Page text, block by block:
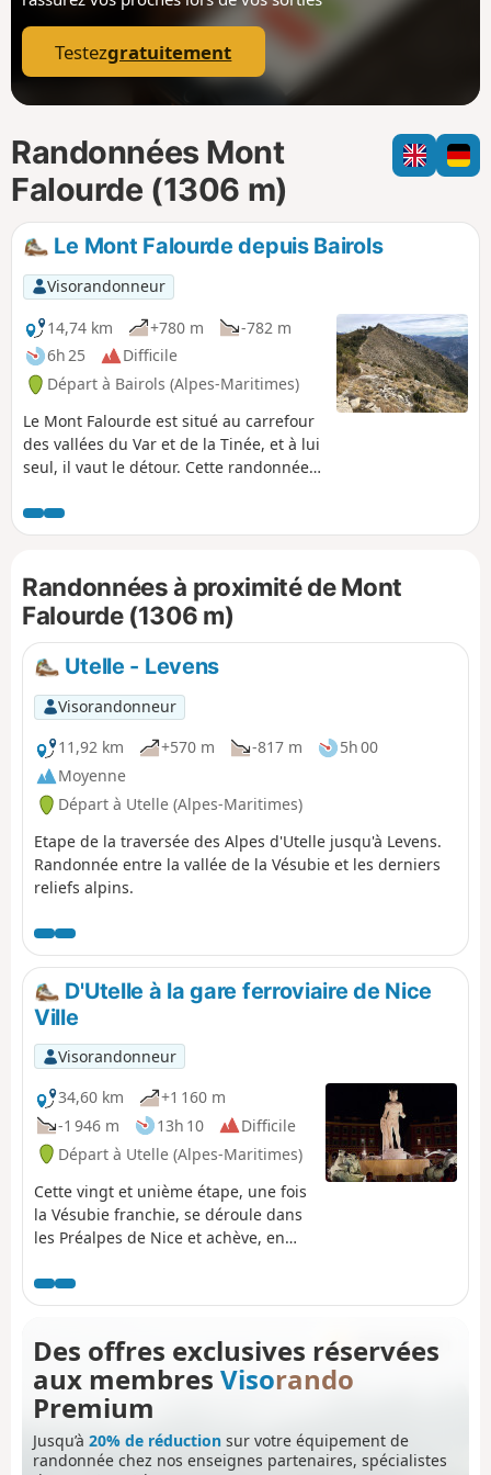
p
Testezgratuitement
Randonnées Mont
Falourde (1306 m)
Le Mont Falourde depuis Bairols
Visorandonneur
14,74 km
+780 m
-782 m
6h 25
Difficile
Départ à Bairols (Alpes-Maritimes)
Le Mont Falourde est situé au carrefour
des vallées du Var et de la Tinée, et à lui
seul, il vaut le détour. Cette randonnée
aériens, aux nombreux passages
abrupts offrant de magnifiques
pieds de falaises.
Randonnées à proximité de Mont
Falourde (1306 m)
Utelle - Levens
Visorandonneur
11,92 km
+570 m -817 m
5h 00
Moyenne
Départ à Utelle (Alpes-Maritimes)
Etape de la traversée des Alpes d'Utelle jusqu'à Levens.
Randonnée entre la vallée de la Vésubie et les derniers
reliefs alpins.
D'Utelle à la gare ferroviaire de Nice
Ville
Visorandonneur
34,60 km
+1 160 m
-1 946 m
13h 10
Difficile
Départ à Utelle (Alpes-Maritimes)
Cette vingt et unième étape, une fois
la Vésubie franchie, se déroule dans
les Préalpes de Nice et achève, en
Traversée des Alpes. De la Place de la
fontaine à Utelle, le GR®5, s'oriente
quelques vallons et rallier le hameau
du Cros d'Utelle. Il traverse la
Vésubie, remonte le versant opposé,
après la ville de Levens, grimpe, à
travers bois, au Colla Partida, passe
sous le Mont Cima et descend sur le
Des offres exclusives réservées
aux membres Visorando
Premium
Jusqu’à 20% de réduction sur votre équipement de
randonnée chez nos enseignes partenaires, spécialistes